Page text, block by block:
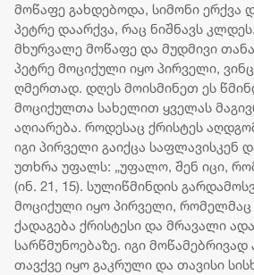
მოწაფე გახდებოდა, სიმონი ერქვა
პეტრე დაარქვა, რაც ნიშნავს
მხურვალე მოწაფე და მუდმივი
პეტრე მოციქული იყო პირველი,
ღმერთად. დღეს მოისმინეთ ეს
მოციქულთა სახელით ყველას
აღიარება. როდესაც ქრისტეს
იგი პირველი გაიქცა საფლავისკენ
უთხრა უფალს: „უფალო, შენ იცი,
(ინ. 21, 15). სულიწმინდის
მოციქული იყო პირველი,
ქადაგება ქრისტესი და მრავალი
სარწმუნოებაზე. იგი
თავქვე იყო გაკრული და თავისი